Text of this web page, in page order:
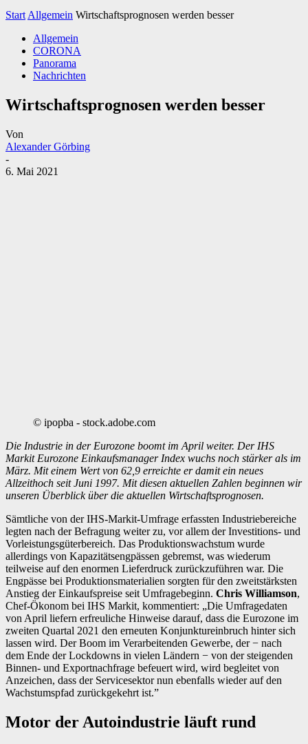
Start Allgemein Wirtschaftsprognosen werden besser
Allgemein
CORONA
Panorama
Nachrichten
Wirtschaftsprognosen werden besser
Von
Alexander Görbing
-
6. Mai 2021
© ipopba - stock.adobe.com
Die Industrie in der Eurozone boomt im April weiter. Der IHS
Markit Eurozone Einkaufsmanager Index wuchs noch stärker als im
März. Mit einem Wert von 62,9 erreichte er damit ein neues
Allzeithoch seit Juni 1997. Mit diesen aktuellen Zahlen beginnen wir
unseren Überblick über die aktuellen Wirtschaftsprognosen.
Sämtliche von der IHS-Markit-Umfrage erfassten Industriebereiche
legten nach der Befragung weiter zu, vor allem der Investitions- und
Vorleistungsgüterbereich. Das Produktionswachstum wurde
allerdings von Kapazitätsengpässen gebremst, was wiederum
teilweise auf den enormen Lieferdruck zurückzuführen war. Die
Engpässe bei Produktionsmaterialien sorgten für den zweitstärksten
Anstieg der Einkaufspreise seit Umfragebeginn. Chris Williamson,
Chef-Ökonom bei IHS Markit, kommentiert: „Die Umfragedaten
von April liefern erfreuliche Hinweise darauf, dass die Eurozone im
zweiten Quartal 2021 den erneuten Konjunktureinbruch hinter sich
lassen wird. Der Boom im Verarbeitenden Gewerbe, der − nach
dem Ende der Lockdowns in vielen Ländern − von der steigenden
Binnen- und Exportnachfrage befeuert wird, wird begleitet von
Anzeichen, dass der Servicesektor nun ebenfalls wieder auf den
Wachstumspfad zurückgekehrt ist.”
Motor der Autoindustrie läuft rund